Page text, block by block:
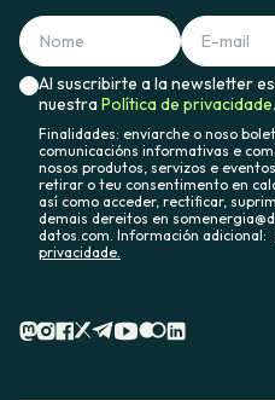
Al suscribirte a la newsletter
nuestraPolítica de privacidade.
Finalidades: enviarche o noso
comunicacións informativas e
nosos produtos, servizos e
retirar o teu consentimento en
así como acceder, rectificar,
demais dereitos en
datos.com. Información adicional:
privacidade.